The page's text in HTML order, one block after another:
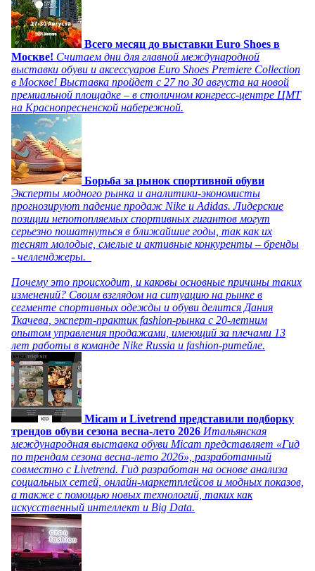
Всего месяц до выставки Euro Shoes в
Москве! Считаем дни для главной международной
выставки обуви и аксессуаров Euro Shoes Premiere Collection
в Москве! Выставка пройдет с 27 по 30 августа на новой
премиальной площадке – в столичном конгресс-центре ЦМТ
на Краснопресненской набережной.
Борьба за рынок спортивной обуви
Эксперты модного рынка и аналитики-экономисты
прогнозируют падение продаж Nike и Adidas. Лидерские
позиции непотопляемых спортивных гигантов могут
серьезно пошатнуться в ближайшие годы, так как их
теснят молодые, смелые и активные конкуренты – бренды
- челленджеры.
Почему это происходит, и каковы основные причины таких
изменений? Своим взглядом на ситуацию на рынке в
сегменте спортивных одежды и обуви делится Дания
Ткачева, эксперт-практик fashion-рынка с 20-летним
опытом управления продажами, имеющий за плечами 13
лет работы в команде Nike Russia и fashion-ритейле.
Micam и Livetrend представили подборку
трендов обуви сезона весна-лето 2026 Итальянская
международная выставка обуви Micam представляет «Гид
по трендам сезона весна-лето 2026», разработанный
совместно с Livetrend. Гид разработан на основе анализа
социальных сетей, онлайн-маркетплейсов и модных показов,
а также с помощью новых технологий, таких как
искусственный интеллект и Big Data.